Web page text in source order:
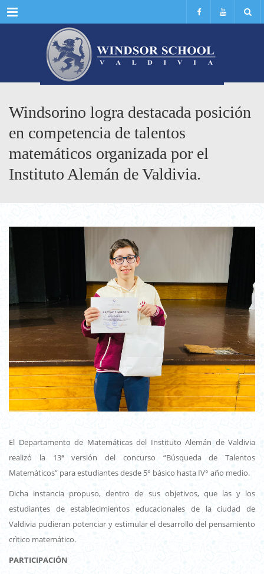
Menu
Windsorino logra destacada posición
en competencia de talentos
matemáticos organizada por el
Instituto Alemán de Valdivia.
El Departamento de Matemáticas del Instituto Alemán de Valdivia
realizó la 13ª versión del concurso “Búsqueda de Talentos
Matemáticos” para estudiantes desde 5° básico hasta IV° año medio.
Dicha instancia propuso, dentro de sus objetivos, que las y los
estudiantes de establecimientos educacionales de la ciudad de
Valdivia pudieran potenciar y estimular el desarrollo del pensamiento
crìtico matemático.
PARTICIPACIÓN